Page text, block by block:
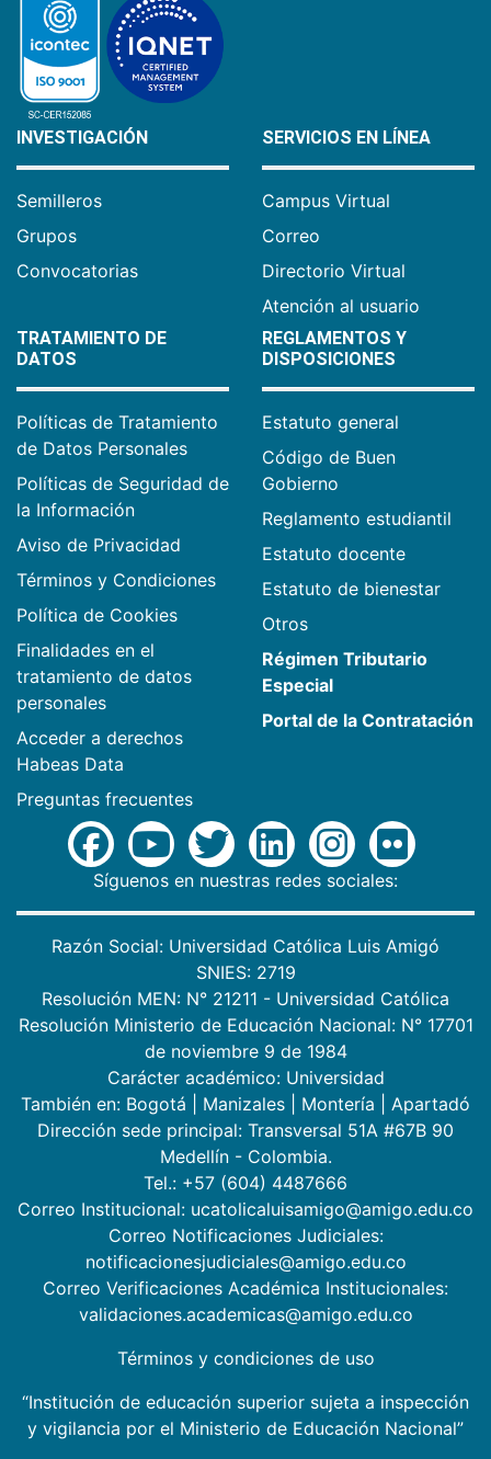
INVESTIGACIÓN
Semilleros
Grupos
Convocatorias
SERVICIOS EN LÍNEA
Campus Virtual
Correo
Directorio Virtual
Atención al usuario
TRATAMIENTO DE
DATOS
Políticas de Tratamiento
de Datos Personales
Políticas de Seguridad de
la Información
Aviso de Privacidad
Términos y Condiciones
Política de Cookies
Finalidades en el
tratamiento de datos
personales
Acceder a derechos
Habeas Data
Preguntas frecuentes
REGLAMENTOS Y
DISPOSICIONES
Estatuto general
Código de Buen
Gobierno
Reglamento estudiantil
Estatuto docente
Estatuto de bienestar
Otros
Régimen Tributario
Especial
Portal de la Contratación
Síguenos en nuestras redes sociales:
Razón Social: Universidad Católica Luis Amigó
SNIES: 2719
Resolución MEN: N° 21211 - Universidad Católica
Resolución Ministerio de Educación Nacional: N° 17701
de noviembre 9 de 1984
Carácter académico: Universidad
También en: Bogotá Manizales Montería
Apartadó
Dirección sede principal: Transversal 51A #67B 90
Medellín - Colombia.
Tel.: +57 (604) 4487666
Correo Institucional: ucatolicaluisamigo@amigo.edu.co
Correo Notificaciones Judiciales:
notificacionesjudiciales@amigo.edu.co
Correo Verificaciones Académica Institucionales:
validaciones.academicas@amigo.edu.co
Términos y condiciones de uso
“Institución de educación superior sujeta a inspección
y vigilancia por el Ministerio de Educación Nacional”